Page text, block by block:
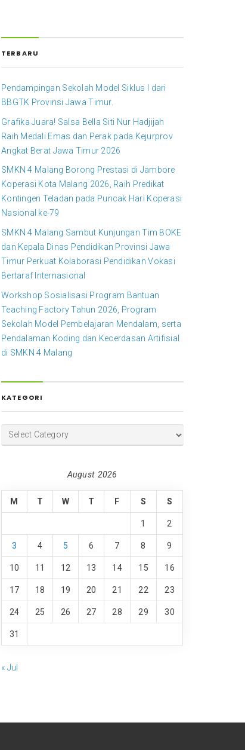
TERBARU
Pendampingan Sekolah Model Siklus I dari
BBGTK Provinsi Jawa Timur.
Grafika Juara! Salsa Bella Siti Nur Hadjijah
Raih Medali Emas dan Perak pada Kejurprov
Angkat Berat Jawa Timur 2026
SMKN 4 Malang Borong Prestasi di Jambore
Koperasi Kota Malang 2026, Raih Predikat
Kontingen Teladan pada Puncak Hari Koperasi
Nasional ke-79
SMKN 4 Malang Sambut Kunjungan Tim BOKE
dan Kepala Dinas Pendidikan Provinsi Jawa
Timur Perkuat Kolaborasi Pendidikan Vokasi
Bertaraf Internasional
Workshop Sosialisasi Program Bantuan
Teaching Factory Tahun 2026, Program
Sekolah Model Pembelajaran Mendalam, serta
Pendalaman Koding dan Kecerdasan Artifisial
di SMKN 4 Malang
KATEGORI
August 2026
M T W T F S S
1 2
3 4 5 6 7 8 9
10 11 12 13 14 15 16
17 18 19 20 21 22 23
24 25 26 27 28 29 30
31
« Jul